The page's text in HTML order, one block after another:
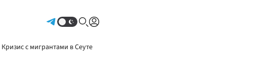
Кризис с мигрантами в Сеуте